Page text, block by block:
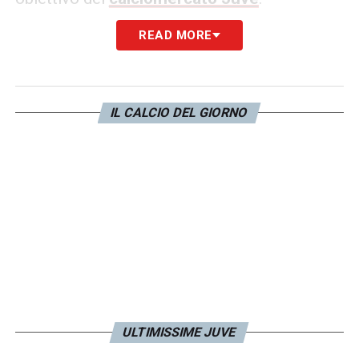
Il centrocampista ha rifiutato il trasferimento
offerte in questi ultimi giorni di mercato
inferiori a quella del club inglese non
READ MORE
IL CALCIO DEL GIORNO
ULTIMISSIME JUVE